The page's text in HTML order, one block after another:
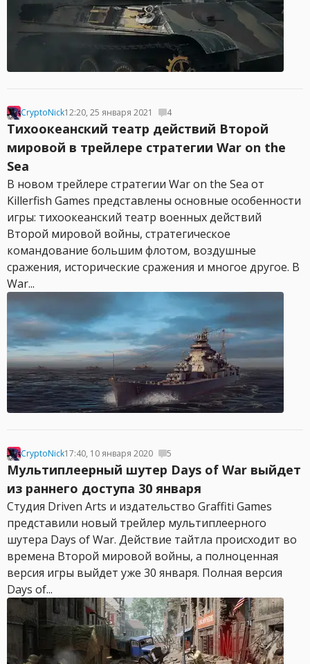
CryptoNick12:20, 25 января 2021 4
Тихоокеанский театр действий Второй
мировой в трейлере стратегии War on the
Sea
В новом трейлере стратегии War on the Sea от
Killerfish Games представлены основные особенности
игры: тихоокеанский театр военных действий
Второй мировой войны, стратегическое
командование большим флотом, воздушные
сражения, исторические сражения и многое другое. В
War...
CryptoNick17:40, 10 января 2020 5
Мультиплеерный шутер Days of War выйдет
из раннего доступа 30 января
Студия Driven Arts и издательство Graffiti Games
представили новый трейлер мультиплеерного
шутера Days of War. Действие тайтла происходит во
времена Второй мировой войны, а полноценная
версия игры выйдет уже 30 января. Полная версия
Days of...